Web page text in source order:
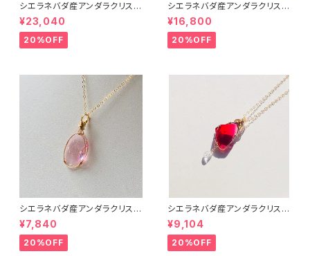
シエラネバダ産アンダラクリスタ
ル★～Gem Eternal Spring～
【世界で1つだけのアンダラペン
ダントトップ】
¥23,040
20%OFF
シエラネバダ産アンダラクリスタ
ル★宝石質～Gem Hart Of G
ot Wthi Pink～【世界で1つだ
けのアンダラペンダントトップ】
¥16,800
20%OFF
シエラネバダ産アンダラクリスタ
ル★宝石質~Gem Heart of G
od With Pink~【世界で1つだけ
のアンダラクリスタルペンダン
ト】
¥7,840
20%OFF
シエラネバダ産アンダラクリスタ
ル★宝石質～Gem Raspberr
y ～【世界で1つだけのアンダラ
ペンダントトップ】
¥9,104
20%OFF